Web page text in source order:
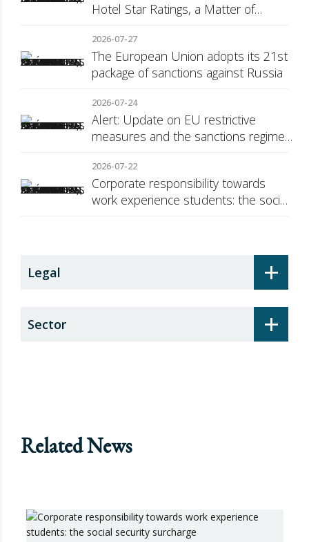
Hotel Star Ratings, a Matter of
2026-07-27
The European Union adopts its 21st
package of sanctions against Russia
2026-07-24
Alert: Update on EU restrictive
measures and the sanctions regime
2026-07-22
Corporate responsibility towards
work experience students: the social
+
Legal
+
Sector
Related News